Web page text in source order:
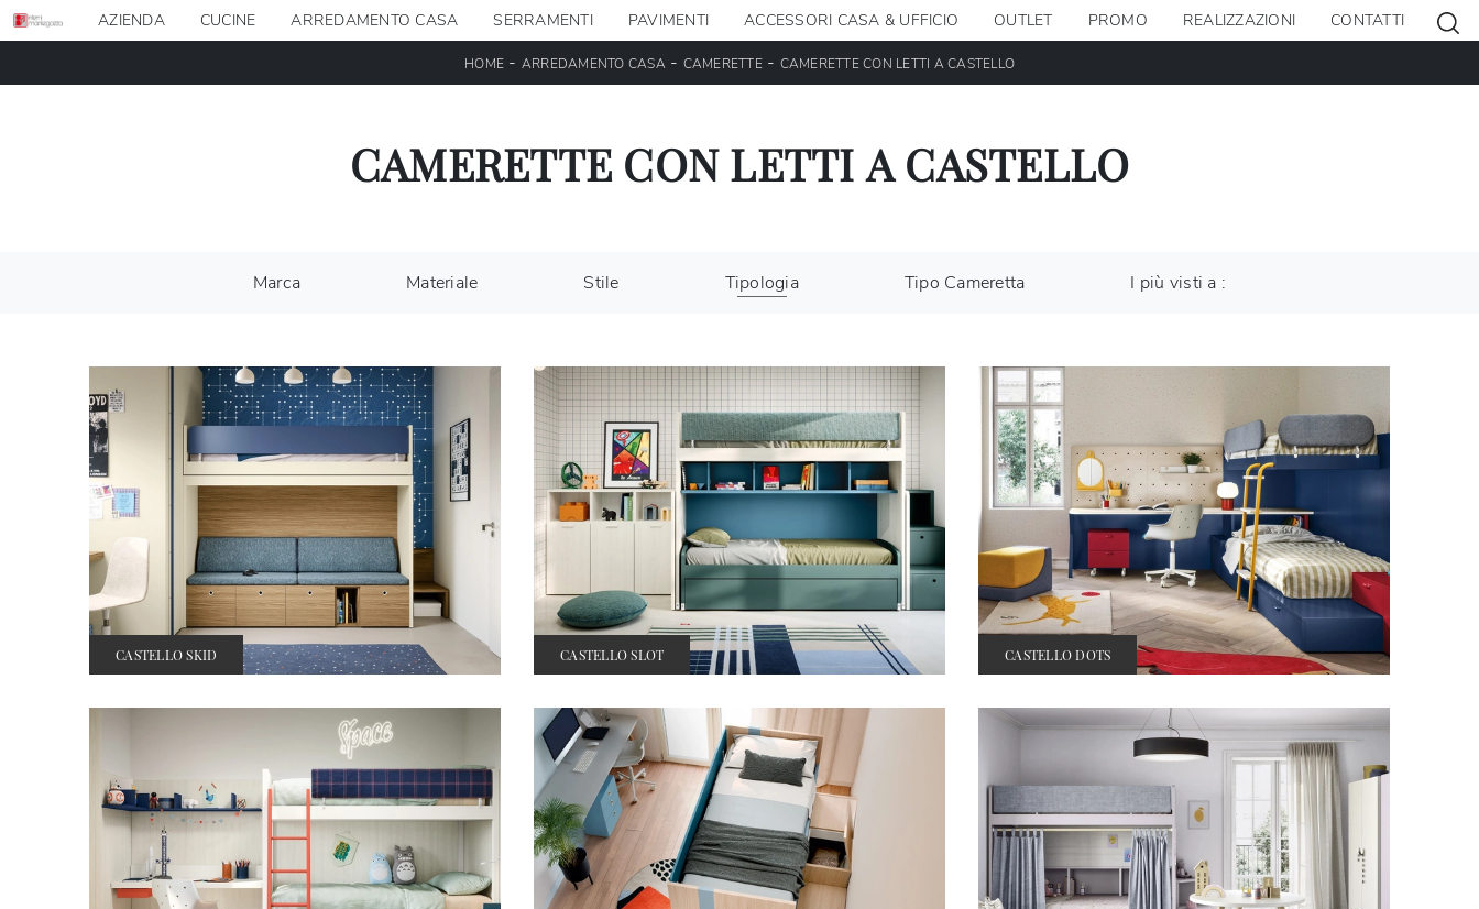
AZIENDA CUCINE ARREDAMENTO CASA SERRAMENTI PAVIMENTI ACCESSORI CASA & UFFICIO OUTLET PROMO REALIZZAZIONI CONTATTI
HOME - ARREDAMENTO CASA- CAMERETTE- CAMERETTE CON LETTI A CASTELLO
CAMERETTE CON LETTI A CASTELLO
Marca Materiale Stile Tipologia Tipo Cameretta I più visti a :
CASTELLO SKID CASTELLO SLOT CASTELLO DOTS